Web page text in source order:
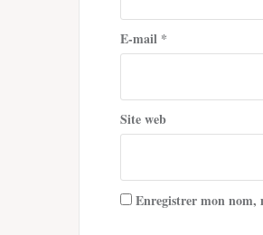
E-mail *
Site web
Enregistrer mon nom,